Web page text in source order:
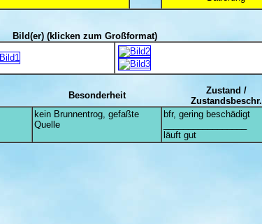
Bild(er) (klicken zum Großformat)
Besonderheit
Zustand /
Zustandsbeschr.
kein Brunnentrog, gefaßte
Quelle
bfr, gering beschädigt
läuft gut